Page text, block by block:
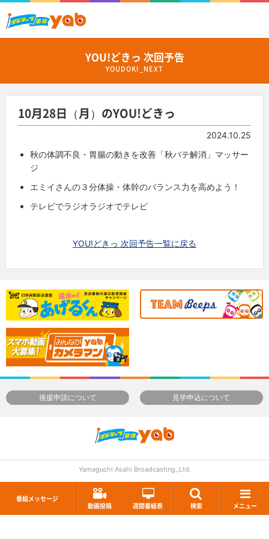
番組メッセージ
動画投稿
週間番組表 検索 メニュー
YOU!どきっ 次回予告
YOUDOKI_NEXT
10月28日（月）のYOU!どきっ
2024.10.25
秋の体調不良・胃腸の動きを改善「秋バテ解消」マッサー
ジ
エミイさんの３分体操・体幹のバランス力を高めよう！
テレビでラジオラジオでテレビ
YOU!どきっ 次回予告一覧に戻る
後援申請について 見学申込について
Yamaguchi Asahi Broadcasting.,Ltd.